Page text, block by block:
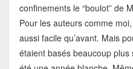
confinements le “boulot” de
Pour les auteurs comme
aussi facile qu’avant. Mais
étaient basés beaucoup